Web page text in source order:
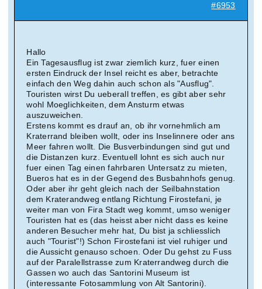
#6953
Hallo
Ein Tagesausflug ist zwar ziemlich kurz, fuer einen
ersten Eindruck der Insel reicht es aber, betrachte
einfach den Weg dahin auch schon als "Ausflug".
Touristen wirst Du ueberall treffen, es gibt aber sehr
wohl Moeglichkeiten, dem Ansturm etwas
auszuweichen.
Erstens kommt es drauf an, ob ihr vornehmlich am
Kraterrand bleiben wollt, oder ins Inselinnere oder ans
Meer fahren wollt. Die Busverbindungen sind gut und
die Distanzen kurz. Eventuell lohnt es sich auch nur
fuer einen Tag einen fahrbaren Untersatz zu mieten,
Bueros hat es in der Gegend des Busbahnhofs genug.
Oder aber ihr geht gleich nach der Seilbahnstation
dem Kraterandweg entlang Richtung Firostefani, je
weiter man von Fira Stadt weg kommt, umso weniger
Touristen hat es (das heisst aber nicht dass es keine
anderen Besucher mehr hat, Du bist ja schliesslich
auch "Tourist"!) Schon Firostefani ist viel ruhiger und
die Aussicht genauso schoen. Oder Du gehst zu Fuss
auf der Paralellstrasse zum Kraterrandweg durch die
Gassen wo auch das Santorini Museum ist
(interessante Fotosammlung von Alt Santorini).